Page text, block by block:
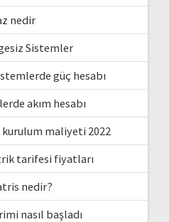
nedir
Sistemler
güç hesabı
akım hesabı
kurulum maliyeti 2022
tarifesi fiyatları
nedir?
nasıl başladı